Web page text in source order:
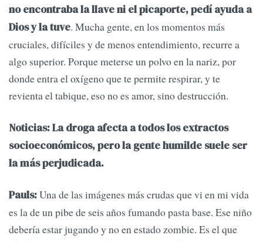
no encontraba la llave ni el picaporte, pedí ayuda a
Dios y la tuve. Mucha gente, en los momentos más
cruciales, difíciles y de menos entendimiento, recurre a
algo superior. Porque meterse un polvo en la nariz, por
donde entra el oxígeno que te permite respirar, y te
revienta el tabique, eso no es amor, sino destrucción.
Noticias: La droga afecta a todos los extractos
socioeconómicos, pero la gente humilde suele ser
la más perjudicada.
Pauls:Una de las imágenes más crudas que vi en mi vida
es la de un pibe de seis años fumando pasta base. Ese niño
debería estar jugando y no en estado zombie. Es el que